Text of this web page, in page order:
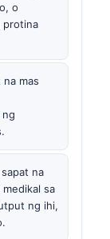
o
protina
na mas
ng
na
sa
ng ihi,